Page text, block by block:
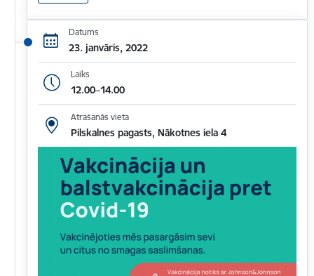
Datums
23. janvāris, 2022
Laiks
12.00–14.00
Atrašanās vieta
Pilskalnes pagasts, Nākotnes iela 4